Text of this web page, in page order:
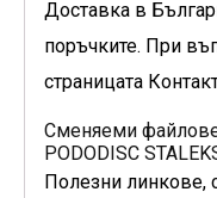
Доставка в
поръчките. При
страницата
Сменяеми
PODODISC
Полезни линкове,